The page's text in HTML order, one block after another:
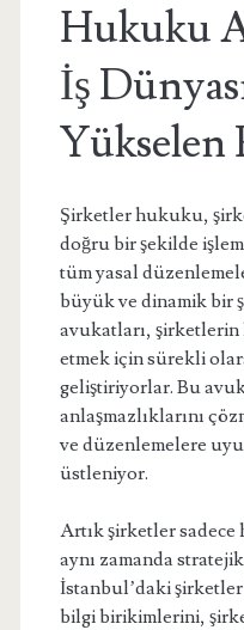
Hukuku
İş
Yükselen
Şirketler hukuku,
doğru bir şekilde
tüm yasal
büyük ve dinamik bir
avukatları,
etmek için sürekli
geliştiriyorlar. Bu
anlaşmazlıklarını
ve düzenlemelere
üstleniyor.
Artık şirketler
aynı zamanda
İstanbul’daki
bilgi birikimlerini,